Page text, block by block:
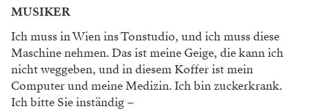
MUSIKER
Ich muss in Wien ins ­Tonstudio, und ich muss diese
Maschine nehmen. Das ist meine Geige, die kann ich
nicht weggeben, und in diesem Koffer ist mein
Computer und meine Medizin. Ich bin zuckerkrank.
Ich bitte Sie inständig –